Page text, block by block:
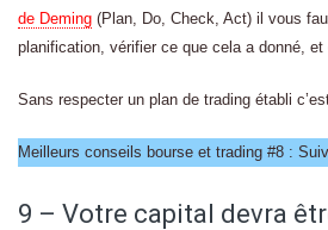
de Deming (Plan, Do, Check, Act) il vous
planification, vérifier ce que cela a donné, et
Sans respecter un plan de trading établi
Meilleurs conseils bourse et trading #8 :
9 – Votre capital devra